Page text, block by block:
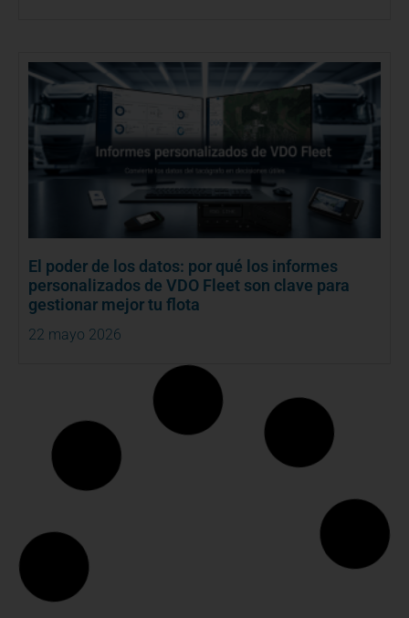
El poder de los datos: por qué los informes
personalizados de VDO Fleet son clave para
gestionar mejor tu flota
22 mayo 2026